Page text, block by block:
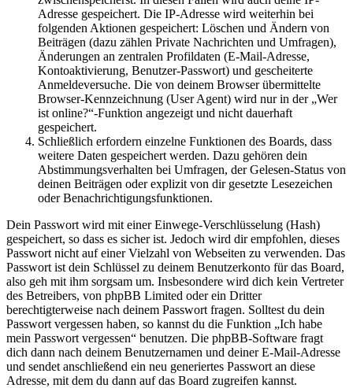
Adresse gespeichert. Die IP-Adresse wird weiterhin bei
folgenden Aktionen gespeichert: Löschen und Ändern von
Beiträgen (dazu zählen Private Nachrichten und Umfragen),
Änderungen an zentralen Profildaten (E-Mail-Adresse,
Kontoaktivierung, Benutzer-Passwort) und gescheiterte
Anmeldeversuche. Die von deinem Browser übermittelte
Browser-Kennzeichnung (User Agent) wird nur in der „Wer
ist online?“-Funktion angezeigt und nicht dauerhaft
gespeichert.
Schließlich erfordern einzelne Funktionen des Boards, dass
weitere Daten gespeichert werden. Dazu gehören dein
Abstimmungsverhalten bei Umfragen, der Gelesen-Status von
deinen Beiträgen oder explizit von dir gesetzte Lesezeichen
oder Benachrichtigungsfunktionen.
Dein Passwort wird mit einer Einwege-Verschlüsselung (Hash)
gespeichert, so dass es sicher ist. Jedoch wird dir empfohlen, dieses
Passwort nicht auf einer Vielzahl von Webseiten zu verwenden. Das
Passwort ist dein Schlüssel zu deinem Benutzerkonto für das Board,
also geh mit ihm sorgsam um. Insbesondere wird dich kein Vertreter
des Betreibers, von phpBB Limited oder ein Dritter
berechtigterweise nach deinem Passwort fragen. Solltest du dein
Passwort vergessen haben, so kannst du die Funktion „Ich habe
mein Passwort vergessen“ benutzen. Die phpBB-Software fragt
dich dann nach deinem Benutzernamen und deiner E-Mail-Adresse
und sendet anschließend ein neu generiertes Passwort an diese
Adresse, mit dem du dann auf das Board zugreifen kannst.